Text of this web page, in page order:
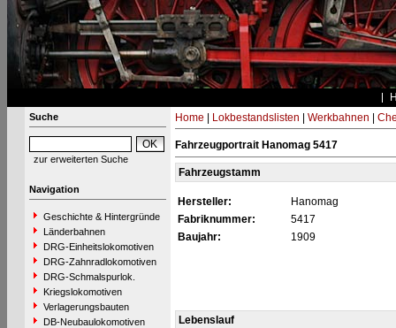
Suche
zur erweiterten Suche
Navigation
Geschichte & Hintergründe
Länderbahnen
DRG-Einheitslokomotiven
DRG-Zahnradlokomotiven
DRG-Schmalspurlok.
Kriegslokomotiven
Verlagerungsbauten
DB-Neubaulokomotiven
Home Lokbestandslisten Werkbahnen
Fahrzeugportrait Hanomag 5417
Fahrzeugstamm
Hersteller:
Hanomag
Fabriknummer:
5417
Baujahr:
1909
Lebenslauf